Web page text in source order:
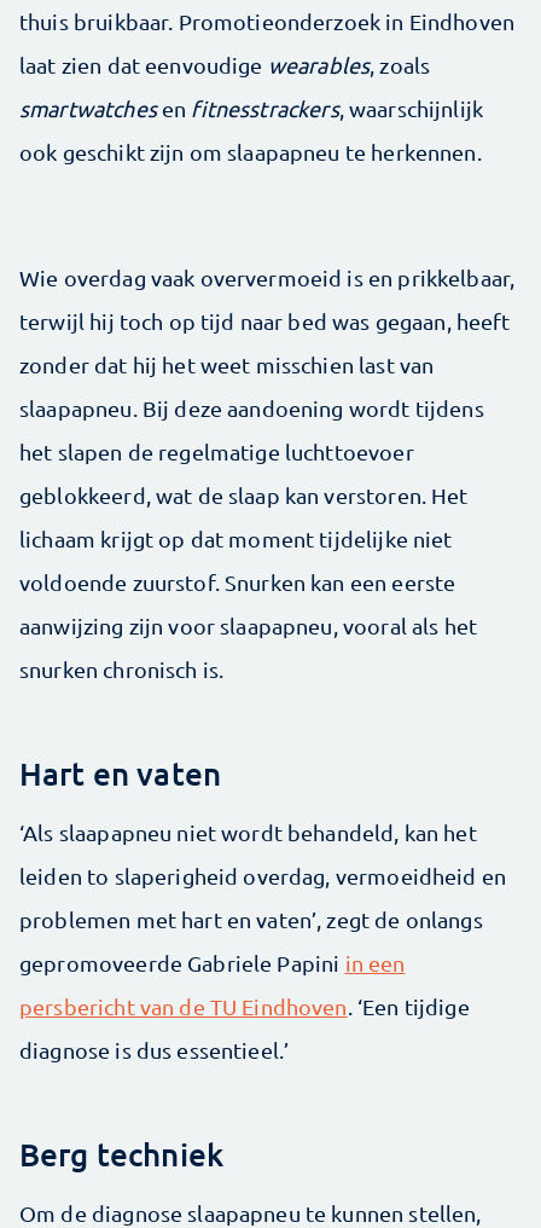
thuis bruikbaar. Promotieonderzoek in Eindhoven
laat zien dat eenvoudige wearables, zoals
smartwatchesen fitnesstrackers, waarschijnlijk
ook geschikt zijn om slaapapneu te herkennen.
Wie overdag vaak oververmoeid is en prikkelbaar,
terwijl hij toch op tijd naar bed was gegaan, heeft
zonder dat hij het weet misschien last van
slaapapneu. Bij deze aandoening wordt tijdens
het slapen de regelmatige luchttoevoer
geblokkeerd, wat de slaap kan verstoren. Het
lichaam krijgt op dat moment tijdelijke niet
voldoende zuurstof. Snurken kan een eerste
aanwijzing zijn voor slaapapneu, vooral als het
snurken chronisch is.
Hart en vaten
‘Als slaapapneu niet wordt behandeld, kan het
leiden to slaperigheid overdag, vermoeidheid en
problemen met hart en vaten’, zegt de onlangs
gepromoveerde Gabriele Papini in een
persbericht van de TU Eindhoven. ‘Een tijdige
diagnose is dus essentieel.’
Berg techniek
Om de diagnose slaapapneu te kunnen stellen,